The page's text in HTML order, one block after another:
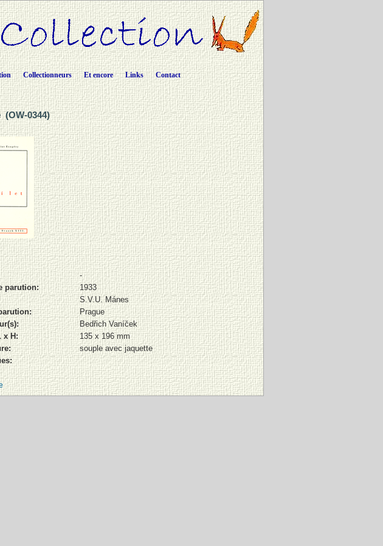
Collectionneurs Et encore Links Contact
(OW-0344)
-
parution:
1933
S.V.U. Mánes
Prague
Bedřich Vaníček
x H:
135 x 196 mm
souple avec jaquette